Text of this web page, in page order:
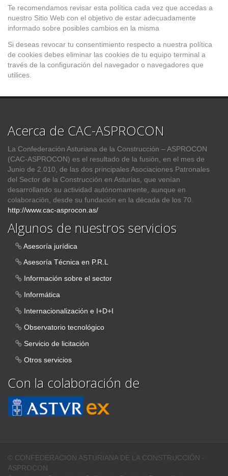
Te recomendamos revisar esta política cada vez que accedas a
nuestro Sitio Web con el objetivo de estar adecuadamente
informado sobre posibles cambios en la misma
Si deseas revocar tu consentimiento respecto a nuestra política
de cookies debes eliminar las cookies de tu equipo terminal a
través de la configuración del navegador o navegadores que
utilices.
Acerca de CAC-ASPROCON
La Confederación Asturiana de la Construcción – ASPROCON
(CAC-ASPROCON) es el resultado de la fusión, en el mes de
Junio de 2.010, de las dos principales Asociaciones Patronales
del Sector de la Construcción en Asturias, que venían
desarrollando su actividad autónomamente, aunque en
colaboración, desde su fundación en la década de los 70.
http://www.cac-asprocon.as/
Algunos de nuestros servicios
Asesoría jurídica
Asesoría Técnica en P.R.L
Información sobre el sector
Informática
Internacionalización e I+D+I
Observatorio tecnológico
Servicio de licitación
Otros servicios
Con la colaboración de
© CONFEDERACION ASTURIANA DE LA CONSTRUCCIÓN -
ASPROCON